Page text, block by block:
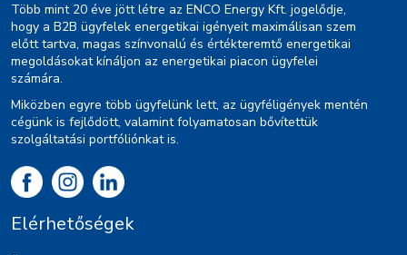
Több mint 20 éve jött létre az ENCO Energy Kft. jogelődje,
hogy a B2B ügyfelek energetikai igényeit maximálisan szem
előtt tartva, magas színvonalú és értékteremtő energetikai
megoldásokat kínáljon az energetikai piacon ügyfelei
számára.
Miközben egyre több ügyfelünk lett, az ügyféligények mentén
cégünk is fejlődött, valamint folyamatosan bővítettük
szolgáltatási portfóliónkat is.
Elérhetőségek